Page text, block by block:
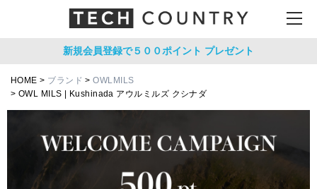
新規会員登録で５００ポイント プレゼント
HOME ブランド
OWLMILS
OWL MILS | Kushinada アウルミルズ クシナダ